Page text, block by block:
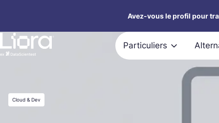
contenu
Avez-vous le profil pour
Particuliers
Cloud & Dev